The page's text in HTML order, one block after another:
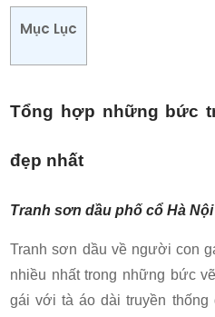
Mục Lục
Tổng hợp những bức
đẹp nhất
Tranh sơn dầu phố cổ Hà
Tranh sơn dầu về người con
nhiều nhất trong những bức
gái với tà áo dài truyền